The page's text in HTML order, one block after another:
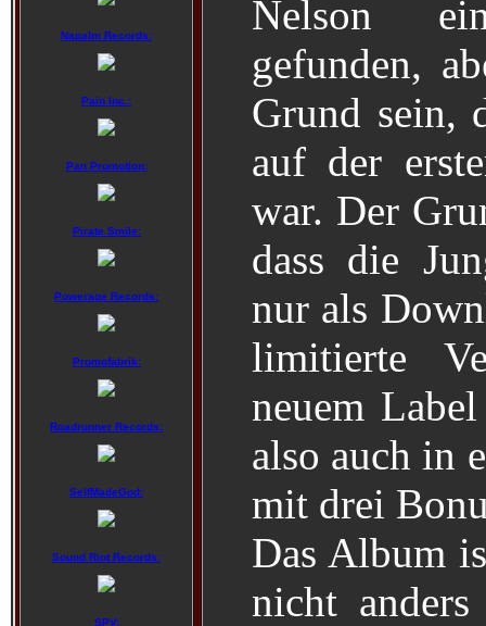
Napalm Records:
Pain Inc.:
Pan Promotion:
Pirate Smile:
Powerage Records:
Promofabrik:
Roadrunner Records:
SelfMadeGod:
Sound Riot Records:
SPV:
Nelson
gefunden,
Grund sein,
auf der
war. Der
dass die
nur als
limitierte
neuem
also auch in
mit drei
Das Album
nicht